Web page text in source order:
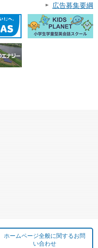
広告募集要綱
ホームページ全般に関するお問
い合わせ